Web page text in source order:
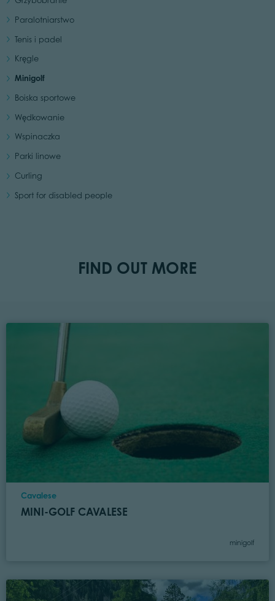
Paralotniarstwo
Tenis i padel
Kręgle
Minigolf
Boiska sportowe
Wędkowanie
Wspinaczka
Parki linowe
Curling
Sport for disabled people
FIND OUT MORE
Location
Cavalese
MINI-GOLF CAVALESE
Category
minigolf